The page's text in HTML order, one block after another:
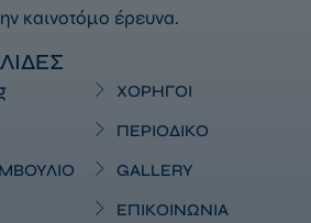
καινοτόμο έρευνα.
ΧΟΡΗΓΟΙ
ΠΕΡΙΟΔΙΚΟ
GALLERY
ΕΠΙΚΟΙΝΩΝΙΑ